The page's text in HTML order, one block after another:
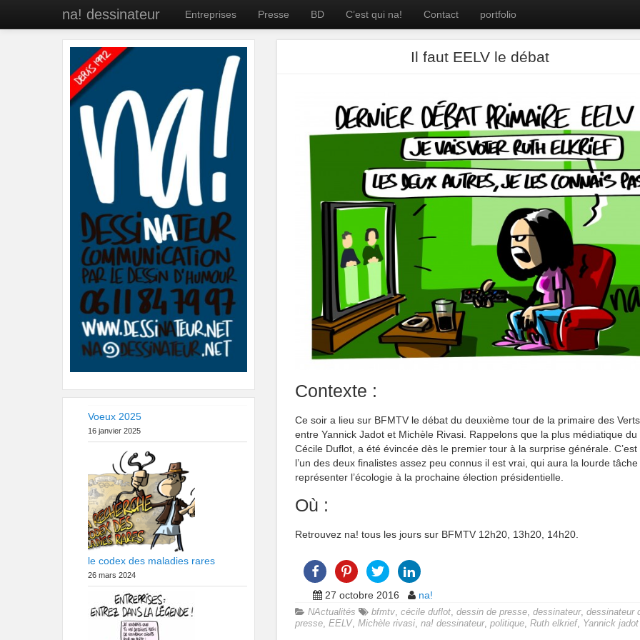
na! dessinateur Entreprises Presse BD C’est qui na! Contact portfolio
Il faut EELV le débat
Contexte :
Ce soir a lieu sur BFMTV le débat du deuxième tour de la primaire des Verts
entre Yannick Jadot et Michèle Rivasi. Rappelons que la plus médiatique du
Cécile Duflot, a été évincée dès le premier tour à la surprise générale. C’est
l’un des deux finalistes assez peu connus il est vrai, qui aura la lourde
représenter l’écologie à la prochaine élection présidentielle.
Où :
Retrouvez na! tous les jours sur BFMTV 12h20, 13h20, 14h20.
27 octobre 2016 na!
NActualités bfmtv cécile duflot dessin de presse dessinateur, dessinateur
presse EELV, Michèle rivasi na! dessinateur, politique Ruth elkrief, Yannick jadot
Voeux 2025
16 janvier 2025
le codex des maladies rares
26 mars 2024